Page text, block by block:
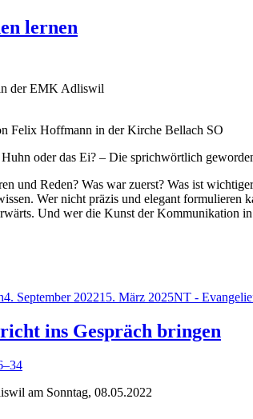
lernen
der EMK Adliswil
Felix Hoff­mann in der Kirche Bel­lach SO
oder das Ei? – Die sprich­wörtlich
und Reden? Was war zuerst? Was ist
Wer nicht präzis und ele­gant
Und wer die Kun­st der Kom­mu­nika­tion
4. September 202215. März 2025NT -
ins Gespräch bringen
am Son­ntag, 08.05.2022